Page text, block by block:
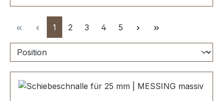
Seite
1 Seite
2 Seite
3 Seite
4 Seite
5